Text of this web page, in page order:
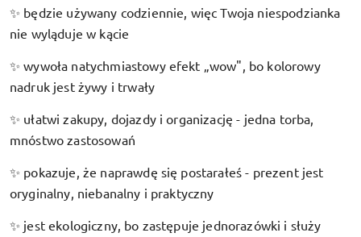
✨ będzie używany codziennie, więc Twoja niespodzianka
nie wyląduje w kącie
✨ wywoła natychmiastowy efekt „wow", bo kolorowy
nadruk jest żywy i trwały
✨ ułatwi zakupy, dojazdy i organizację - jedna torba,
mnóstwo zastosowań
✨ pokazuje, że naprawdę się postarałeś - prezent jest
oryginalny, niebanalny i praktyczny
✨ jest ekologiczny, bo zastępuje jednorazówki i służy